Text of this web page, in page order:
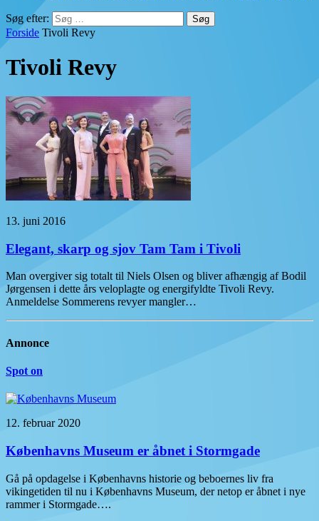
Søg efter:
Forside Tivoli Revy
Tivoli Revy
13. juni 2016
Elegant, skarp og sjov Tam Tam i Tivoli
Man overgiver sig totalt til Niels Olsen og bliver afhængig af Bodil
Jørgensen i dette års veloplagte og energifyldte Tivoli Revy.
Anmeldelse Sommerens revyer mangler…
Annonce
Spot on
12. februar 2020
Københavns Museum er åbnet i Stormgade
Gå på opdagelse i Københavns historie og beboernes liv fra
vikingetiden til nu i Københavns Museum, der netop er åbnet i nye
rammer i Stormgade….